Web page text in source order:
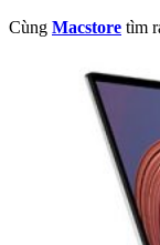
Cùng Macstore tìm